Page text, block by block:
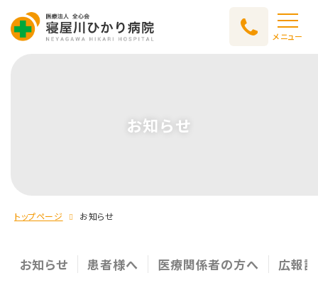
メニュー
お知らせ
トップページ お知らせ
お知らせ 患者様へ 医療関係者の方へ 広報誌